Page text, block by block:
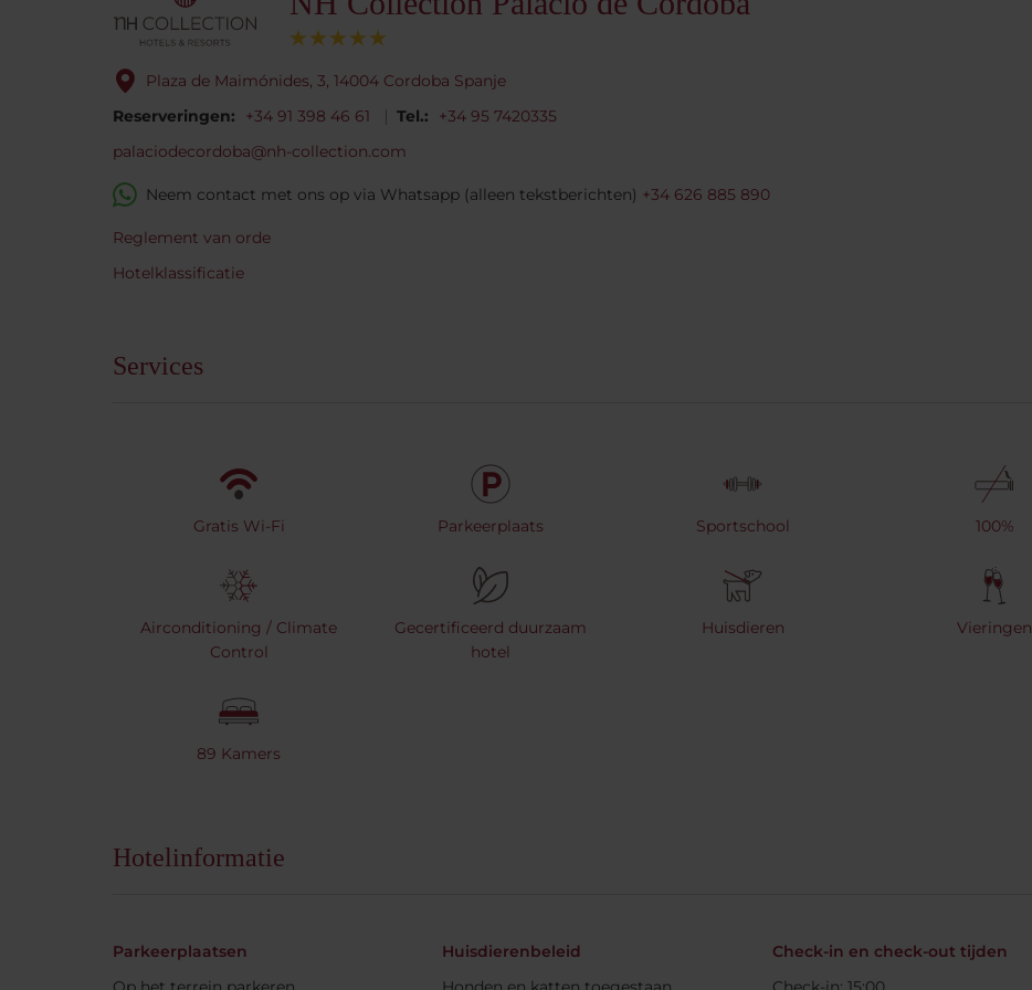
Plaza de Maimónides, 3, 14004 Cordoba Spanje
Reserveringen:
+34 91 398 46 61 Tel.:
+34 95 7420335
palaciodecordoba@nh-collection.com
Neem contact met ons op via Whatsapp (alleen tekstberichten) +34 626 885 890
Reglement van orde
Hotelklassificatie
Services
Gratis Wi-Fi Parkeerplaats Sportschool 100%
Airconditioning / Climate
Control
Gecertificeerd duurzaam
hotel
Huisdieren Vieringen
89 Kamers
Hotelinformatie
Parkeerplaatsen
Huisdierenbeleid
Check-in en check-out tijden